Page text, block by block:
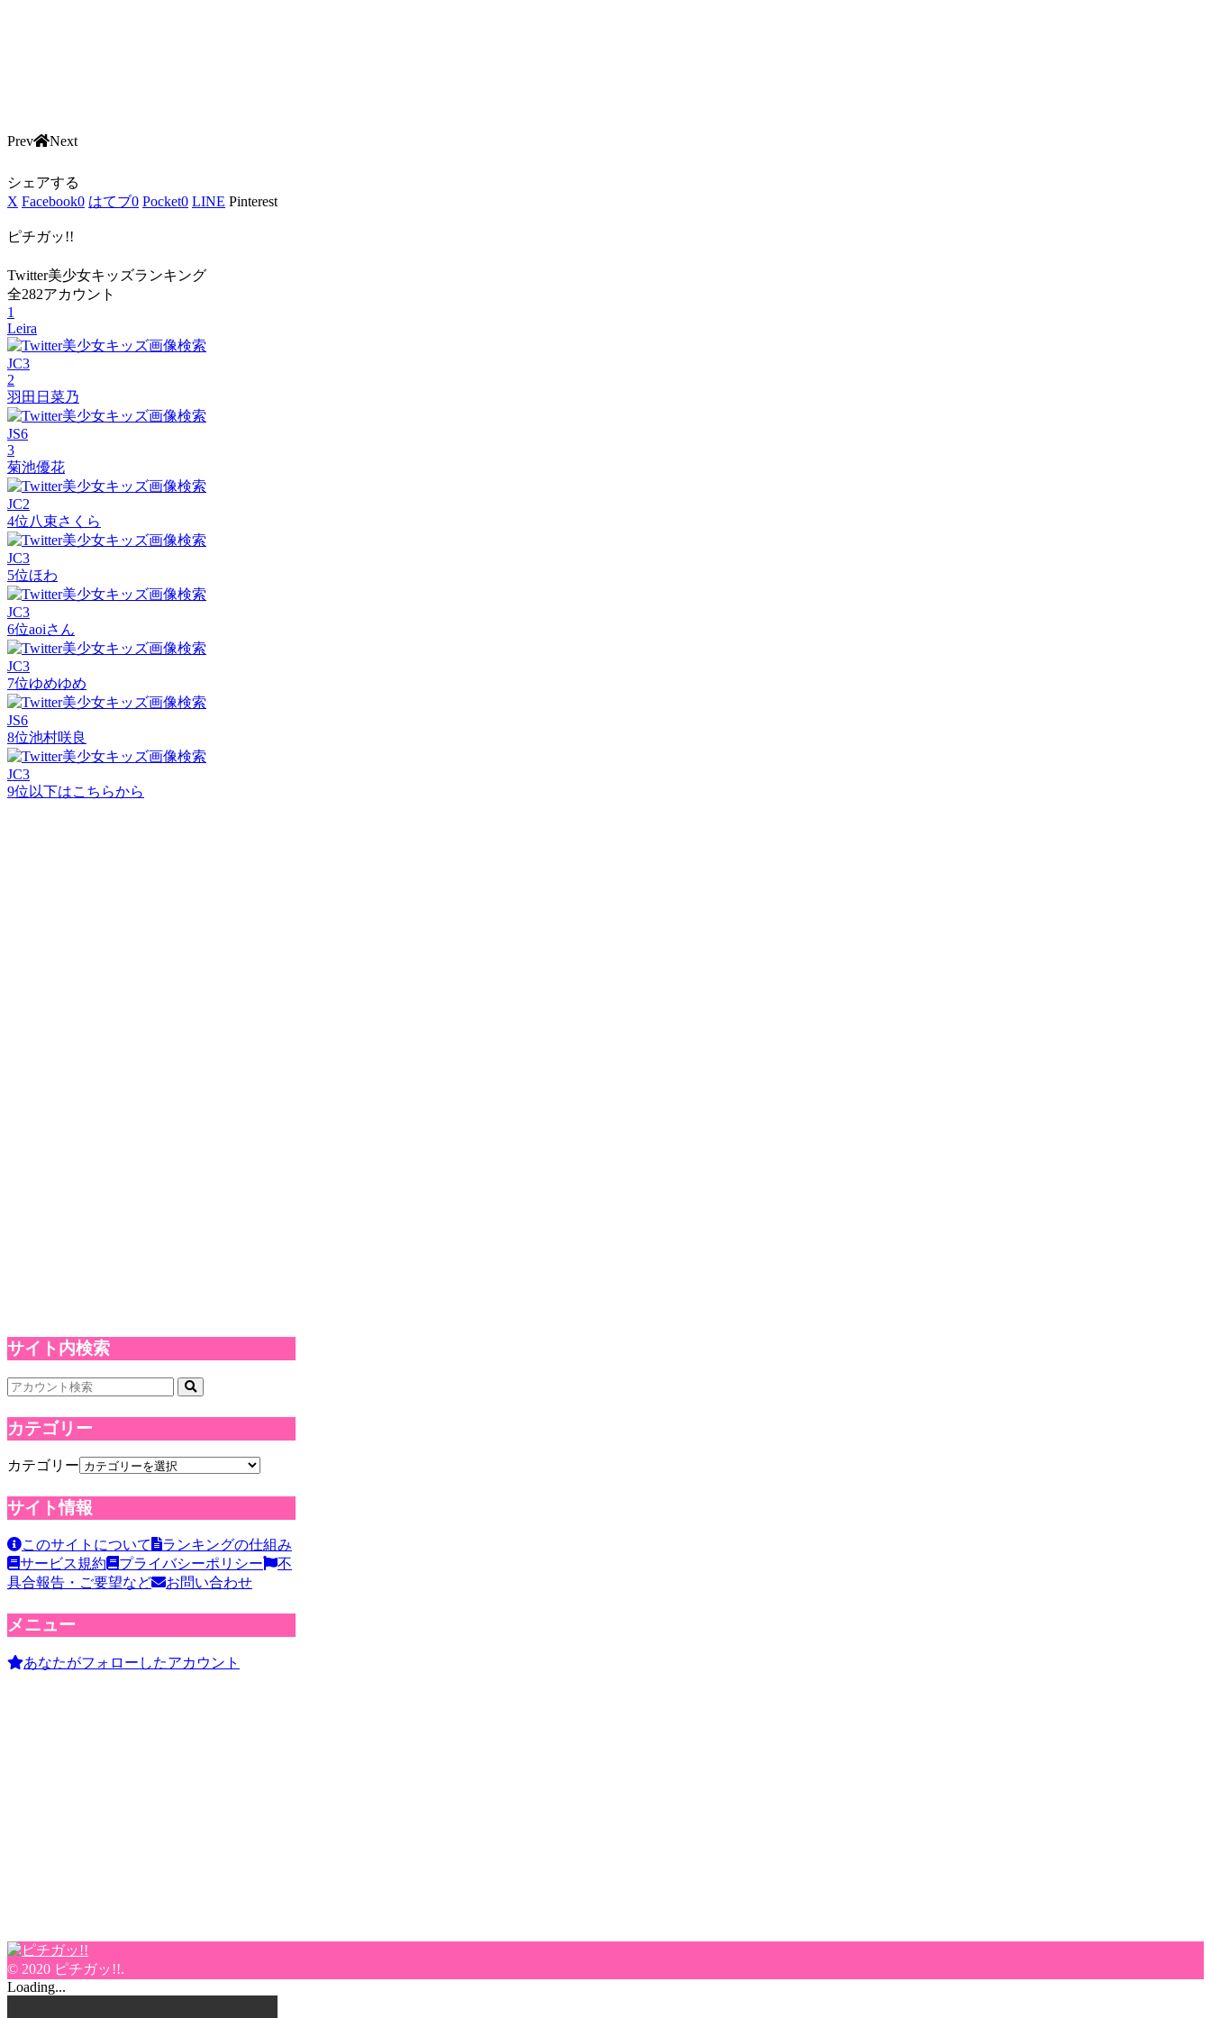
Prev Next
シェアする
X Facebook0 はてブ0 Pocket0 LINE Pinterest
ピチガッ!!
Twitter美少女キッズランキング
全282アカウント
1
Leira
JC3
2
羽田日菜乃
JS6
3
菊池優花
JC2
4位八束さくら
JC3
5位ほわ
JC3
6位aoiさん
JC3
7位ゆめゆめ
JS6
8位池村咲良
JC3
9位以下はこちらから
サイト内検索
カテゴリー
カテゴリー
サイト情報
このサイトについて
ランキングの仕組み
サービス規約
プライバシーポリシー
不
具合報告・ご要望など
お問い合わせ
メニュー
あなたがフォローしたアカウント
© 2020 ピチガッ!!.
Loading...